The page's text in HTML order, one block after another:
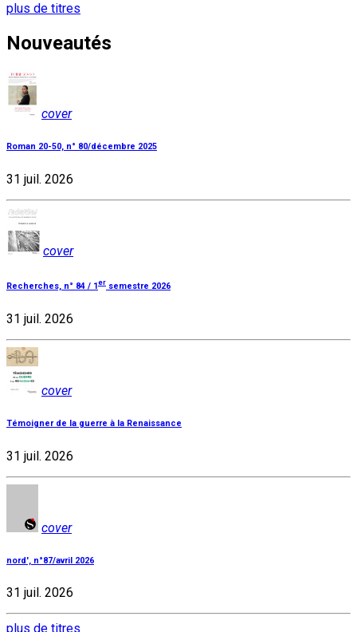
plus de titres
Nouveautés
cover
Roman 20-50, n° 80/décembre 2025
31 juil. 2026
cover
Recherches, n° 84 / 1er semestre 2026
31 juil. 2026
cover
Témoigner de la guerre à la Renaissance
31 juil. 2026
cover
nord', n°87/avril 2026
31 juil. 2026
plus de titres